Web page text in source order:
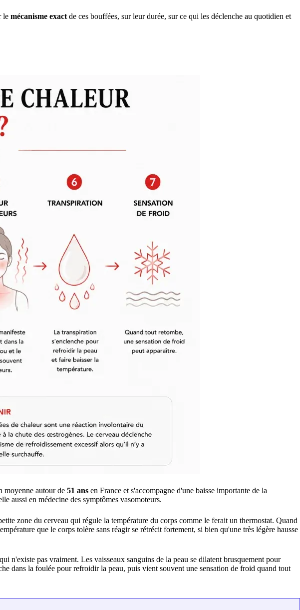
le mécanisme exact de ces bouffées, sur leur durée, sur ce qui les déclenche au quotidien et
moyenne autour de 51 ans en France et s'accompagne d'une baisse importante de la
aussi en médecine des symptômes vasomoteurs.
zone du cerveau qui régule la température du corps comme le ferait un thermostat. Quand
que le corps tolère sans réagir se rétrécit fortement, si bien qu'une très légère hausse
n'existe pas vraiment. Les vaisseaux sanguins de la peau se dilatent brusquement pour
dans la foulée pour refroidir la peau, puis vient souvent une sensation de froid quand tout